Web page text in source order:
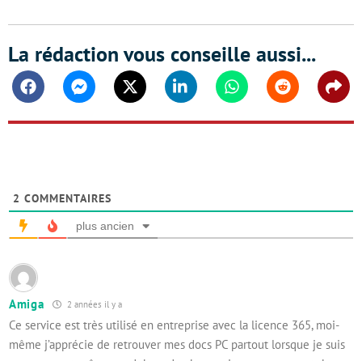
La rédaction vous conseille aussi...
FacebookMessengerTwitter Linkedin WhatsappReddit
2 COMMENTAIRES
plus ancien
Amiga 2 années il y a
Ce service est très utilisé en entreprise avec la licence 365, moi-
même j’apprécie de retrouver mes docs PC partout lorsque je suis